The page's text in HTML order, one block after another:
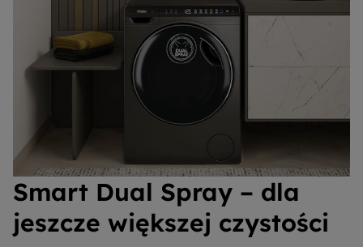
Smart Dual Spray – dla
jeszcze większej czystości